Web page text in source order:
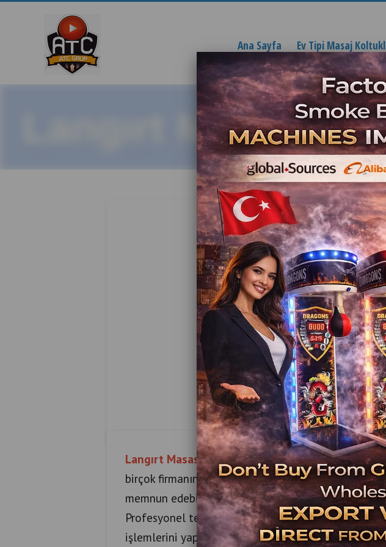
Ana Sayfa Ev Tipi Masaj
Langırt Masası
Ana Sayfa Blog
Langırt Masası Tamiri Fiyatları İstanbul
birçok firmanın ticari oyun makinelerinin servis ve
memnun edebilmenin sevincini yaşamaktayız.
Profesyonel teknik servis ekibimiz işletmeleri
işlemlerini yapmaktadırlar. Müşteri memnuniyetli